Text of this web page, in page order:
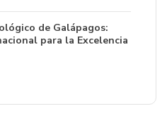
de Galápagos:
para la Excelencia